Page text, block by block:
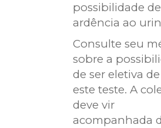
possibilidade de
ardência ao
Consulte seu
sobre a
de ser eletiva
este teste. A
deve vir
acompanhada